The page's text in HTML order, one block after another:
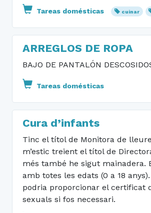
Tareas domésticas cuinar
ARREGLOS DE ROPA
BAJO DE PANTALÓN
Tareas domésticas
Cura d’infants
Tinc el títol de Monitora de
m’estic treient el títol de
més també he sigut mainadera.
amb totes les edats (0 a 18
podria proporcionar el certificat
sexuals si fos necessari.